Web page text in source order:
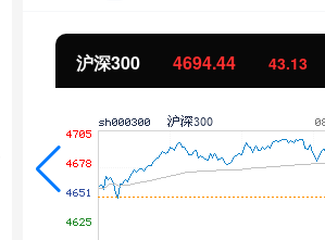
北证50 1134.24 11.37